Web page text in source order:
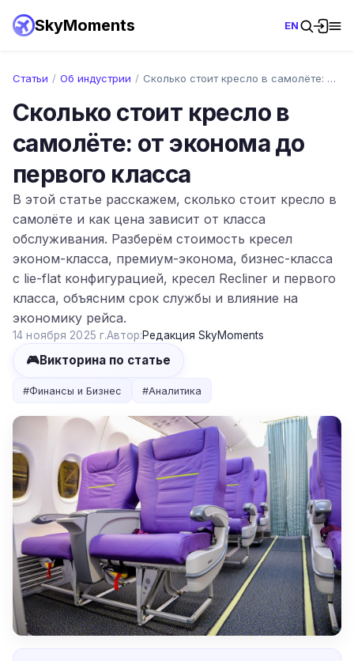
SkyMoments EN
Статьи / Об индустрии / Сколько стоит кресло в самолёте: от экон…
Сколько стоит кресло в
самолёте: от эконома до
первого класса
В этой статье расскажем, сколько стоит кресло в
самолёте и как цена зависит от класса
обслуживания. Разберём стоимость кресел
эконом-класса, премиум-эконома, бизнес-класса
с lie-flat конфигурацией, кресел Recliner и первого
класса, объясним срок службы и влияние на
экономику рейса.
14 ноября 2025 г.Автор:Редакция SkyMoments
🎮Викторина по статье
#Финансы и Бизнес #Аналитика